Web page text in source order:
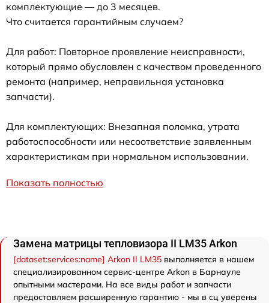
комплектующие — до 3 месяцев.
Что считается гарантийным случаем?
Для работ: Повторное проявление неисправности,
который прямо обусловлен с качеством проведенного
ремонта (например, неправильная установка
запчасти).
Для комплектующих: Внезапная поломка, утрата
работоспособности или несоответствие заявленным
характеристикам при нормальном использовании.
Показать полностью
Замена матрицы тепловизора II LM35 Arkon
[dataset:services:name] Arkon II LM35 выполняется в нашем
специализированном сервис-центре Arkon в Барнауле
опытными мастерами. На все виды работ и запчасти
предоставляем расширенную гарантию - мы в сц уверены